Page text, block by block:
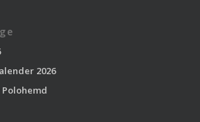
2026